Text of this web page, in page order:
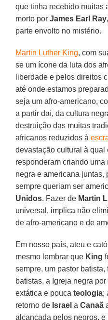
que tinha recebido muitas
morto porJames Earl Ray
parte envolto no mistério.
Martin Luther King, com
se um ícone da luta dos
liberdade e pelos direitos
até onde estamos
seja um afro-americano,
a partir daí, da cultura
destruição das muitas
africanos reduzidos à
devastação cultural à
responderam criando uma
negra e americana juntas,
sempre queriam ser
Unidos. Fazer de Martin
universal, implica não
de afro-americano e de
Em nosso país, ateu e
mesmo lembrar que King
sempre, um pastor
batistas, a Igreja negra
extática e poucateologia;
retorno de Israel aCanaã
alcançada pelos negros,